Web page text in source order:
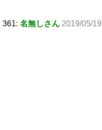
361: 名無しさん 2019/05/